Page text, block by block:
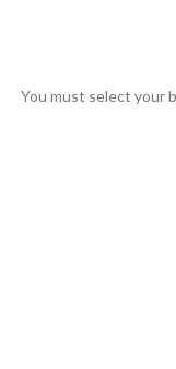
You must select your